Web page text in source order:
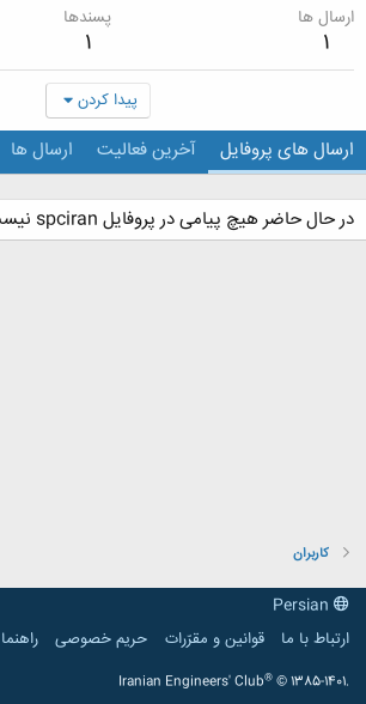
ارسال ها
1
پسندها
1
پیدا کردن
ارسال های پروفایل آخرین فعالیت ارسال ها
در حال حاضر هیچ پیامی در پروفایل spciran نیست.
کاربران
ارتباط با ما
قوانین و مقرّرات حریم خصوصی راهنما
Iranian Engineers' Club® © 1385-1401.